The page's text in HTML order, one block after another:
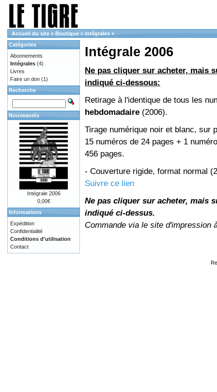
Accueil du site » Boutique » Intégrales »
Intégrale 2006
Ne pas cliquer sur acheter, mais
indiqué ci-dessous:
Retirage à l'identique de tous les
hebdomadaire (2006).
Tirage numérique noir et blanc, sur
15 numéros de 24 pages + 1
456 pages.
- Couverture rigide, format normal
Suivre ce lien
Ne pas cliquer sur acheter, mais
indiqué ci-dessus.
Commande via le site d'impression
Catégories
Abonnements
Intégrales (4)
Livres
Faire un don (1)
Recherche
Nouveautés
Intégrale 2006
0,00€
Informations
Expédition
Confidentialité
Conditions d'utilisation
Contact